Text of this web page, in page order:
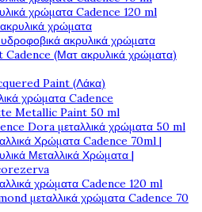
χρώματα Cadence 120 ml
χρώματα
ακρυλικά χρώματα
(Ματ ακρυλικά χρώματα)
Paint (Λάκα)
χρώματα Cadence
Metallic Paint 50 ml
Dora μεταλλικά χρώματα 50 ml
Χρώματα Cadence 70ml |
Μεταλλικά Χρώματα |
χρώματα Cadence 120 ml
μεταλλικά χρώματα Cadence 70